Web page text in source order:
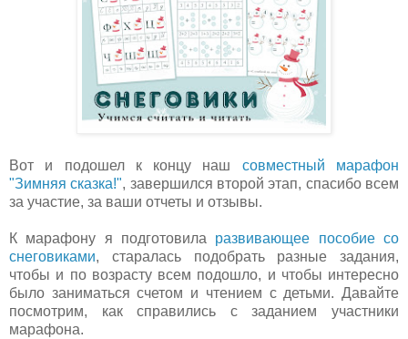
Вот и подошел к концу наш совместный марафон
"Зимняя сказка!", завершился второй этап, спасибо всем
за участие, за ваши отчеты и отзывы.
К марафону я подготовила развивающее пособие со
снеговиками, старалась подобрать разные задания,
чтобы и по возрасту всем подошло, и чтобы интересно
было заниматься счетом и чтением с детьми. Давайте
посмотрим, как справились с заданием участники
марафона.